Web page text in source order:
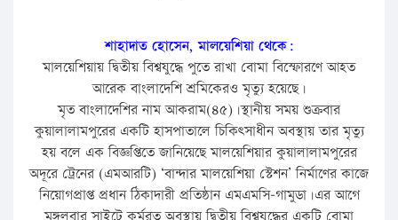
শাহাদাত হোসেন, মালয়েশিয়া থেকে:
মালয়েশিয়ায় দ্বিতীয় বিশ্বযুদ্ধে পুতে রাখা বোমা বিস্ফোরণে আহত
আরেক বাংলাদেশি শ্রমিকেরও মৃত্যু হয়েছে।
মৃত বাংলাদেশির নাম আকরাম(৪৫)।স্থানীয় সময় শুক্রবার
কুয়ালালামপুরের একটি হাসপাতালে চিকিৎসাধীন অবস্থায় তার মৃত্যু
হয় বলে এক বিজ্ঞপ্তিতে জানিয়েছে মালয়েশিয়ার কুয়ালালামপুরের
অদূরে ট্রেনের (এমআরটি) ‘বান্দার মালয়েশিয়া স্টেশন’ নির্মাণের কাজে
নিয়োগপ্রাপ্ত প্রধান ঠিকাদারী প্রতিষ্ঠান এমএমসি-গামুডা।এর আগে